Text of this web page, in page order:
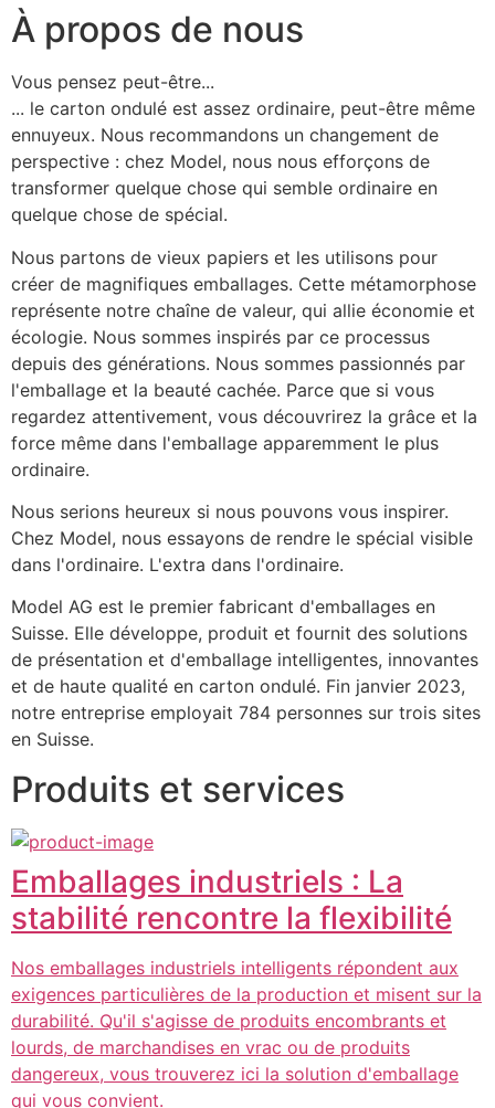
À propos de nous
Vous pensez peut-être...
... le carton ondulé est assez ordinaire, peut-être même
ennuyeux. Nous recommandons un changement de
perspective : chez Model, nous nous efforçons de
transformer quelque chose qui semble ordinaire en
quelque chose de spécial.
Nous partons de vieux papiers et les utilisons pour
créer de magnifiques emballages. Cette métamorphose
représente notre chaîne de valeur, qui allie économie et
écologie. Nous sommes inspirés par ce processus
depuis des générations. Nous sommes passionnés par
l'emballage et la beauté cachée. Parce que si vous
regardez attentivement, vous découvrirez la grâce et la
force même dans l'emballage apparemment le plus
ordinaire.
Nous serions heureux si nous pouvons vous inspirer.
Chez Model, nous essayons de rendre le spécial visible
dans l'ordinaire. L'extra dans l'ordinaire.
Model AG est le premier fabricant d'emballages en
Suisse. Elle développe, produit et fournit des solutions
de présentation et d'emballage intelligentes, innovantes
et de haute qualité en carton ondulé. Fin janvier 2023,
notre entreprise employait 784 personnes sur trois sites
en Suisse.
Produits et services
Emballages industriels : La
stabilité rencontre la flexibilité
Nos emballages industriels intelligents répondent aux
exigences particulières de la production et misent sur la
durabilité. Qu'il s'agisse de produits encombrants et
lourds, de marchandises en vrac ou de produits
dangereux, vous trouverez ici la solution d'emballage
qui vous convient.